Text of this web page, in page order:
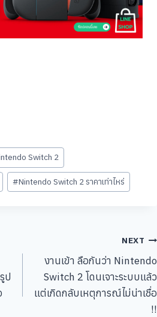
Switch 2
#Nintendo Switch 2 ราคาเท่าไหร่
ป
NEXT
งานเข้า ลือกันว่า Nintendo
Switch 2 โดนเจาะระบบแล้ว
แต่เกิดกลับเหตุการณ์ไม่น่าเชื่อ
!!